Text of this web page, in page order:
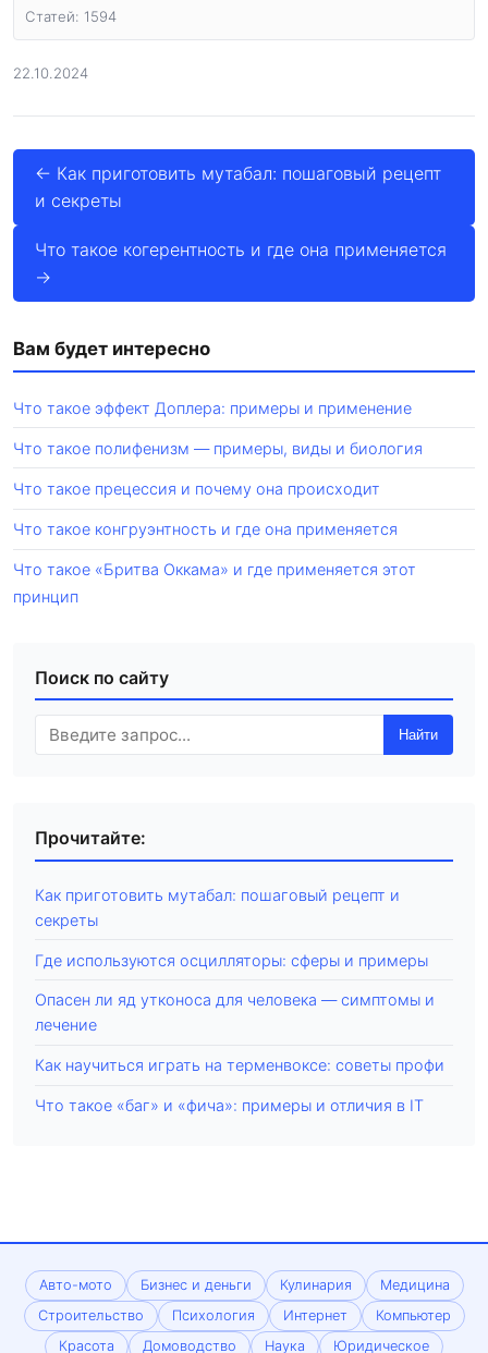
Статей: 1594
22.10.2024
← Как приготовить мутабал: пошаговый рецепт
и секреты
Что такое когерентность и где она применяется
→
Вам будет интересно
Что такое эффект Доплера: примеры и применение
Что такое полифенизм — примеры, виды и биология
Что такое прецессия и почему она происходит
Что такое конгруэнтность и где она применяется
Что такое «Бритва Оккама» и где применяется этот
принцип
Поиск по сайту
Найти
Прочитайте:
Как приготовить мутабал: пошаговый рецепт и
секреты
Где используются осцилляторы: сферы и примеры
Опасен ли яд утконоса для человека — симптомы и
лечение
Как научиться играть на терменвоксе: советы профи
Что такое «баг» и «фича»: примеры и отличия в IT
Авто-мото Бизнес и деньги Кулинария
Медицина
Строительство
Психология Интернет
Компьютер
Красота
Домоводство Наука Юридическое